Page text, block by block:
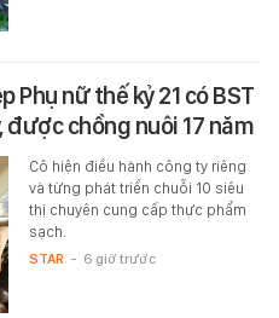
Phụ nữ thế kỷ 21 có BST
chồng nuôi 17 năm
Cô hiện điều hành công ty riêng
và từng phát triển chuỗi 10 siêu
thị chuyên cung cấp thực phẩm
sạch.
STAR - 6 giờ trước